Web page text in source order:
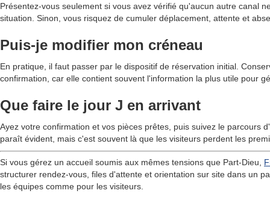
Présentez-vous seulement si vous avez vérifié qu'aucun autre canal
situation. Sinon, vous risquez de cumuler déplacement, attente et
Puis-je modifier mon créneau
En pratique, il faut passer par le dispositif de réservation initial.
confirmation, car elle contient souvent l'information la plus utile pour
Que faire le jour J en arrivant
Ayez votre confirmation et vos pièces prêtes, puis suivez le parcours
paraît évident, mais c'est souvent là que les visiteurs perdent les
Si vous gérez un accueil soumis aux mêmes tensions que Part-Dieu,
structurer rendez-vous, files d'attente et orientation sur site dans un
les équipes comme pour les visiteurs.